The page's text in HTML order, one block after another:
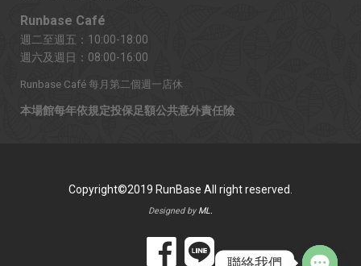
Runbase Café
週二至週五：10:00-18:00
週六及週日：08:00-16:00
Runbase Café 每月第二個週一店休
本場館每年依規定投保足額公共意外責任險
Copyright©2019 RunBase All right reserved.
Designed by ML.
聯絡我們